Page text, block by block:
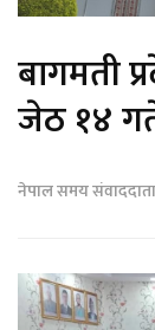
बागमती
जेठ १४
नेपाल समय